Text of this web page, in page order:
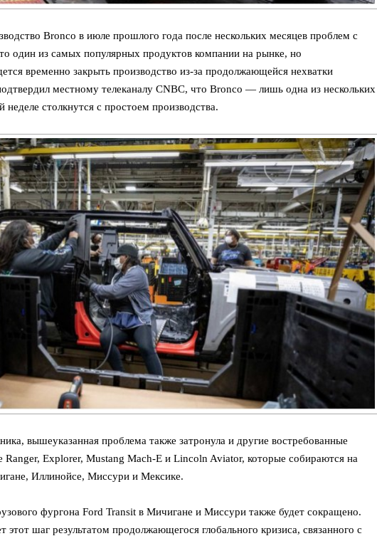
Bronco в июле прошлого года после нескольких месяцев проблем с
один из самых популярных продуктов компании на рынке, но
временно закрыть производство из-за продолжающейся нехватки
местному телеканалу CNBC, что Bronco — лишь одна из нескольких
неделе столкнутся с простоем производства.
вышеуказанная проблема также затронула и другие востребованные
Ranger, Explorer, Mustang Mach-E и Lincoln Aviator, которые собираются на
Иллинойсе, Миссури и Мексике.
фургона Ford Transit в Мичигане и Миссури также будет сокращено.
этот шаг результатом продолжающегося глобального кризиса, связанного с